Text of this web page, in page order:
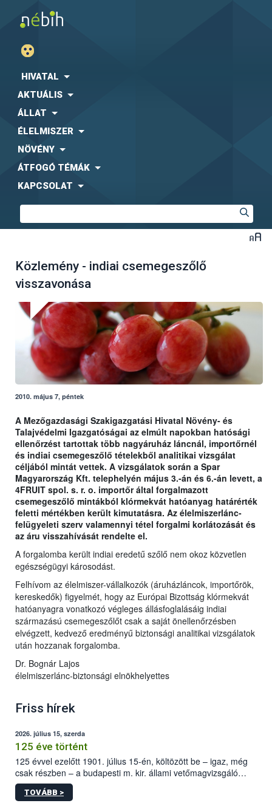
HIVATAL
AKTUÁLIS
ÁLLAT
ÉLELMISZER
NÖVÉNY
ÁTFOGÓ TÉMÁK
KAPCSOLAT
Közlemény - indiai csemegeszőlő
visszavonása
2010. május 7, péntek
A Mezőgazdasági Szakigazgatási Hivatal Növény- és
Talajvédelmi Igazgatóságai az elmúlt napokban hatósági
ellenőrzést tartottak több nagyáruház láncnál, importőrnél
és indiai csemegeszőlő tételekből analitikai vizsgálat
céljából mintát vettek. A vizsgálatok során a Spar
Magyarország Kft. telephelyén május 3.-án és 6.-án levett, a
4FRUIT spol. s. r. o. importőr által forgalmazott
csemegeszőlő mintákból klórmekvát hatóanyag határérték
feletti mértékben került kimutatásra. Az élelmiszerlánc-
felügyeleti szerv valamennyi tétel forgalmi korlátozását és
az áru visszahívását rendelte el.
A forgalomba került indiai eredetű szőlő nem okoz közvetlen
egészségügyi károsodást.
Felhívom az élelmiszer-vállalkozók (áruházláncok, importőrök,
kereskedők) figyelmét, hogy az Európai Bizottság klórmekvát
hatóanyagra vonatkozó végleges állásfoglalásáig indiai
származású csemegeszőlőt csak a saját önellenőrzésben
elvégzett, kedvező eredményű biztonsági analitikai vizsgálatok
után hozzanak forgalomba.
Dr. Bognár Lajos
élelmiszerlánc-biztonsági elnökhelyettes
Friss hírek
2026. július 15, szerda
125 éve történt
125 évvel ezelőtt 1901. július 15-én, költözött be – igaz, még
csak részben – a budapesti m. kir. állami vetőmagvizsgáló
állomás a Kis Rókus utca 15. szám alatti, Czigler Győző által
tervezett új épületébe.
TOVÁBB >